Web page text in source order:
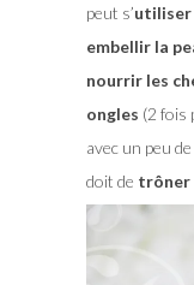
peut s’utiliser
embellir la
nourrir les
ongles (2 fois
avec un peu
doit de trôner